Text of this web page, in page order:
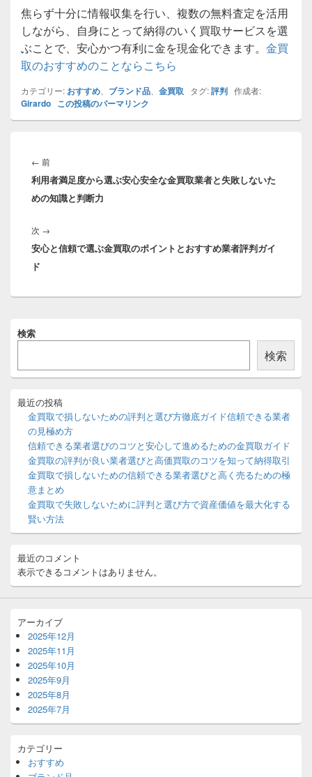
焦らず十分に情報収集を行い、複数の無料査定を活用
しながら、自身にとって納得のいく買取サービスを選
ぶことで、安心かつ有利に金を現金化できます。 金買
取のおすすめのことならこちら
カテゴリー: おすすめ ブランド品 金買取 タグ:評判 作成者:
Girardo この投稿のパーマリンク
稿
ナ
ビ
ゲ
シ
ョ
ン
← 前前
の
投
利用者満足度から選ぶ安心安全な金買取業者と失敗しないた
めの知識と判断力
次 →
の
安心と信頼で選ぶ金買取のポイントとおすすめ業者評判ガイ
ド
イ
イ
バ
検索
検索
最近の投稿
金買取で損しないための評判と選び方徹底ガイド信頼できる業者
の見極め方
信頼できる業者選びのコツと安心して進めるための金買取ガイド
金買取の評判が良い業者選びと高価買取のコツを知って納得取引
金買取で損しないための信頼できる業者選びと高く売るための極
意まとめ
金買取で失敗しないために評判と選び方で資産価値を最大化する
賢い方法
最近のコメント
表示できるコメントはありません。
アーカイブ
2025年12月
2025年11月
2025年10月
2025年9月
2025年8月
2025年7月
カテゴリー
おすすめ